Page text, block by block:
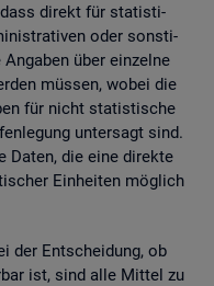
dass di­rekt für sta­tis­ti­
oder sons­ti­
über ein­zel­ne
müs­sen, wobei die
für nicht sta­tis­ti­sche
un­ter­sagt sind.
Daten, die eine di­rek­te
Ein­hei­ten mög­lich
der Ent­schei­dung, ob
ist, sind alle Mit­tel zu